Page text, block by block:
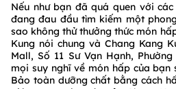
Nếu như bạn đã quá quen với
đang đau đầu tìm kiếm một
sao không thử thưởng thức món
Kung nói chung và Chang Kang
Mall, Số 11 Sư Vạn Hạnh,
mọi suy nghĩ về món hấp của
Bảo toàn dưỡng chất bằng cách